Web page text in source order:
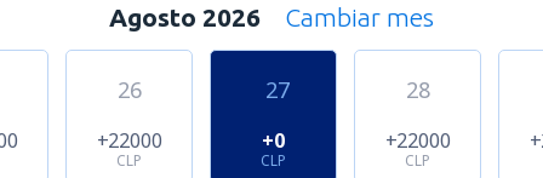
Agosto 2026
Cambiar mes
26
+22000
CLP
27
+0
CLP
28
+22000
CLP